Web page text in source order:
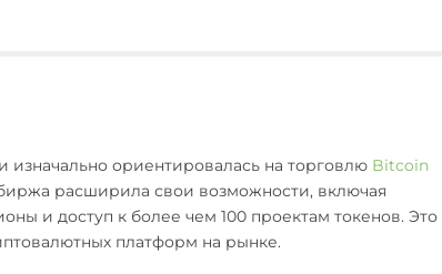
изначально ориентировалась на торговлю Bitcoin
расширила свои возможности, включая
и доступ к более чем 100 проектам токенов. Это
платформ на рынке.